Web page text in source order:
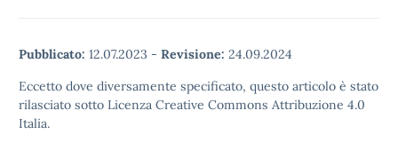
Pubblicato: 12.07.2023 - Revisione: 24.09.2024
Eccetto dove diversamente specificato, questo articolo è stato
rilasciato sotto Licenza Creative Commons Attribuzione 4.0
Italia.